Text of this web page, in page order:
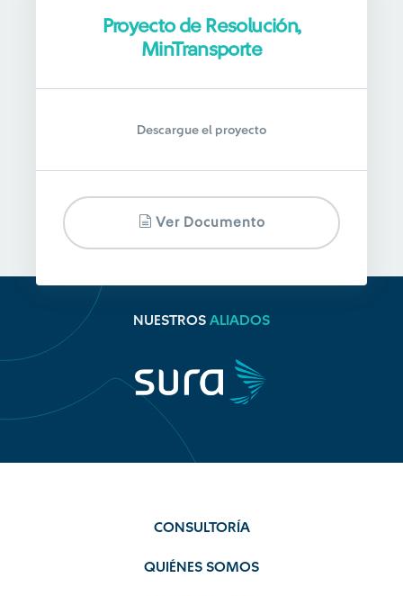
Proyecto de Resolución,
MinTransporte
Descargue el proyecto
Ver Documento
NUESTROS ALIADOS
CONSULTORÍA
QUIÉNES SOMOS